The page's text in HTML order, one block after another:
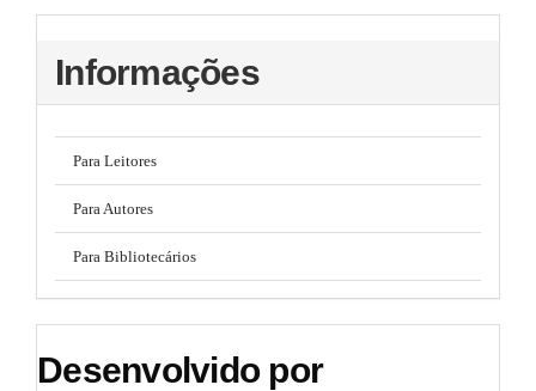
Informações
Para Leitores
Para Autores
Para Bibliotecários
Desenvolvido por